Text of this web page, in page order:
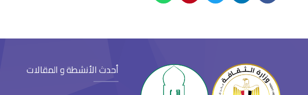
أحدث الأنشطة و المقالات